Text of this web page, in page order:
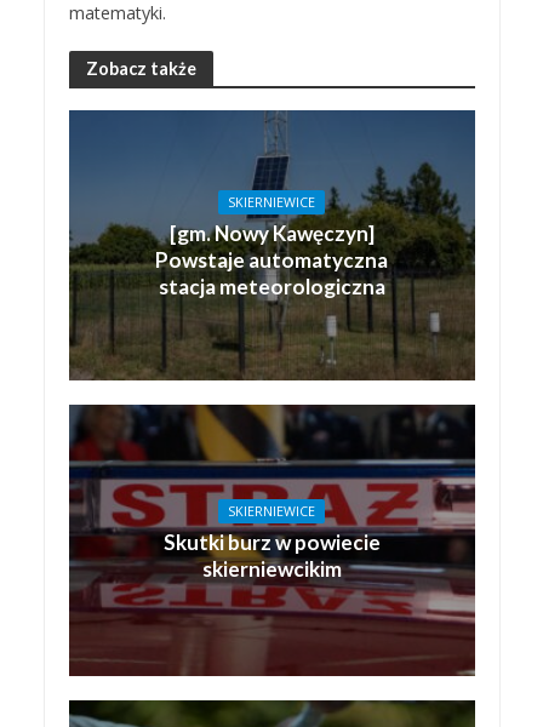
matematyki.
Zobacz także
SKIERNIEWICE
[gm. Nowy Kawęczyn]
Powstaje automatyczna
stacja meteorologiczna
SKIERNIEWICE
Skutki burz w powiecie
skierniewcikim